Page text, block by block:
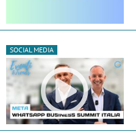
SOCIAL MEDIA